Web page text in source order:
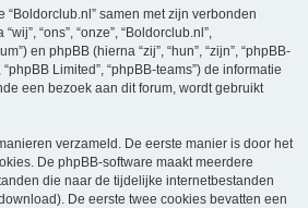
“Boldorclub.nl” samen met zijn verbonden
“ons”, “onze”, “Boldorclub.nl”,
en phpBB (hierna “zij”, “hun”, “zijn”, “phpBB-
Limited”, “phpBB-teams”) de informatie
een bezoek aan dit forum, wordt gebruikt
verzameld. De eerste manier is door het
De phpBB-software maakt meerdere
die naar de tijdelijke internetbestanden
De eerste twee cookies bevatten een